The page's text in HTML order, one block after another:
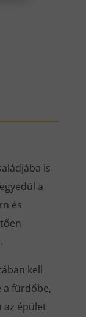
is
a
és
kell
a fürdőbe,
az épület